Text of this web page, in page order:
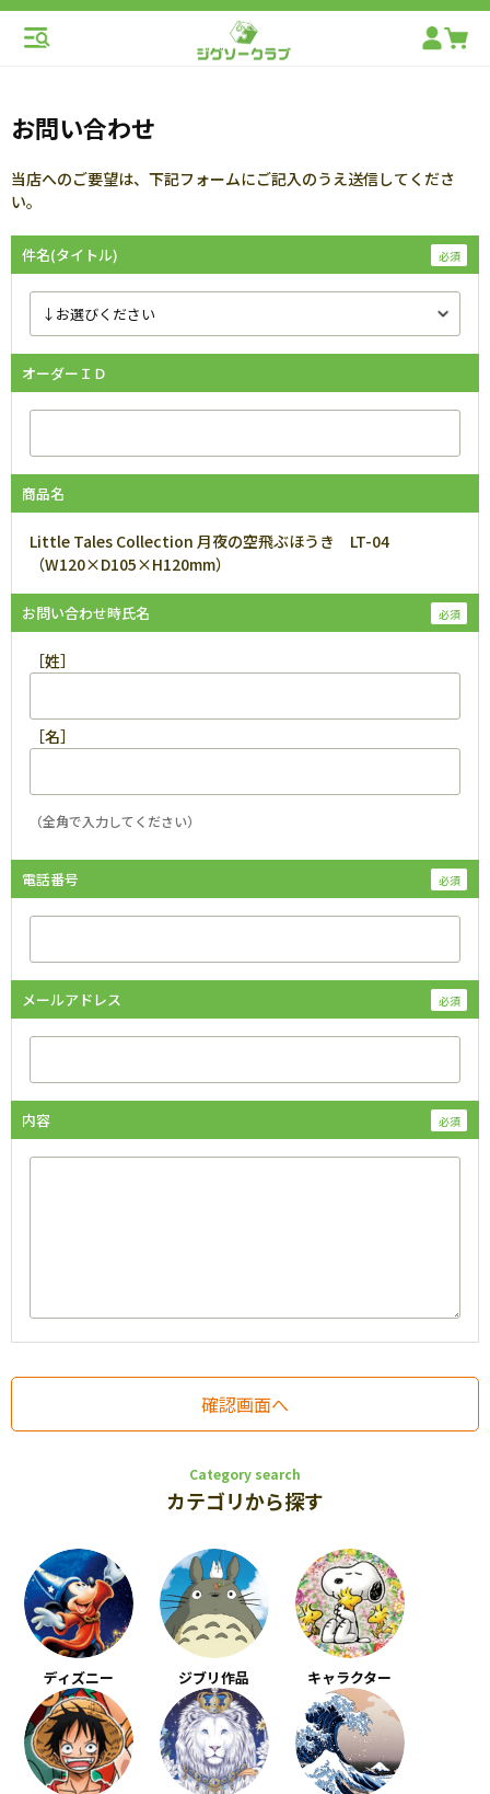
お問い合わせ
当店へのご要望は、下記フォームにご記入のうえ送信してくださ
い。
件名(タイトル)
オーダーＩＤ
商品名
Little Tales Collection 月夜の空飛ぶほうき LT-04
（W120×D105×H120mm）
お問い合わせ時氏名
［姓］
［名］
（全角で入力してください）
電話番号
メールアドレス
内容
Category search
カテゴリから探す
ディズニー ジブリ作品 キャラクター